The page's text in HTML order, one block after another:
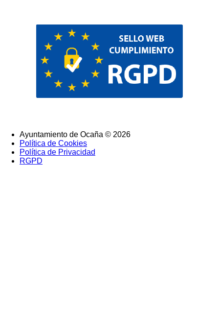
SubFooter
Ayuntamiento de Ocaña © 2026
Política de Cookies
Política de Privacidad
RGPD